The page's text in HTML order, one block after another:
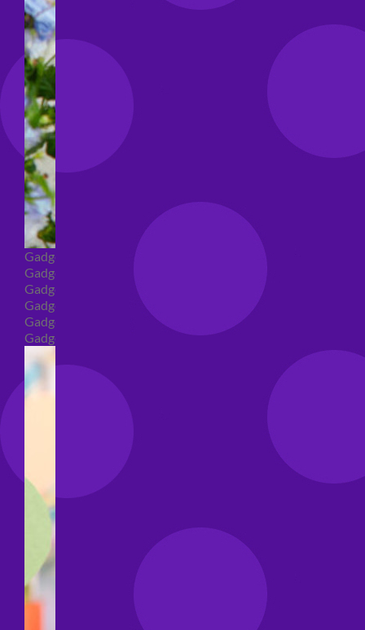
Gadget
Gadget addio al nubilato
Gadget Laurea
Gadget addio al celibato
Gadget per compleanno
Gadget generici